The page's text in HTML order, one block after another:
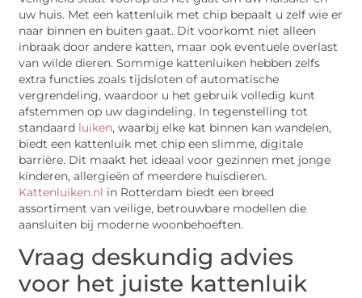
uw huis. Met een kattenluik met chip bepaalt u zelf wie er
naar binnen en buiten gaat. Dit voorkomt niet alleen
inbraak door andere katten, maar ook eventuele overlast
van wilde dieren. Sommige kattenluiken hebben zelfs
extra functies zoals tijdsloten of automatische
vergrendeling, waardoor u het gebruik volledig kunt
afstemmen op uw dagindeling. In tegenstelling tot
standaard luiken, waarbij elke kat binnen kan wandelen,
biedt een kattenluik met chip een slimme, digitale
barrière. Dit maakt het ideaal voor gezinnen met jonge
kinderen, allergieën of meerdere huisdieren.
Kattenluiken.nl in Rotterdam biedt een breed
assortiment van veilige, betrouwbare modellen die
aansluiten bij moderne woonbehoeften.
Vraag deskundig advies
voor het juiste kattenluik